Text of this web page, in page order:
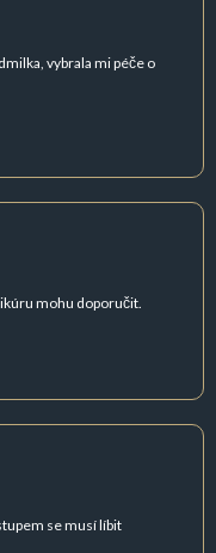
vybrala mi péče o
mohu doporučit.
se musí líbit